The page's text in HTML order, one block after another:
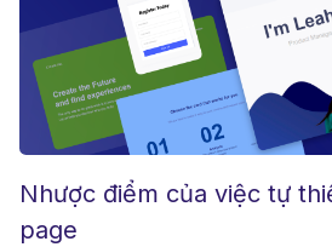
Nhược điểm của việc tự
page